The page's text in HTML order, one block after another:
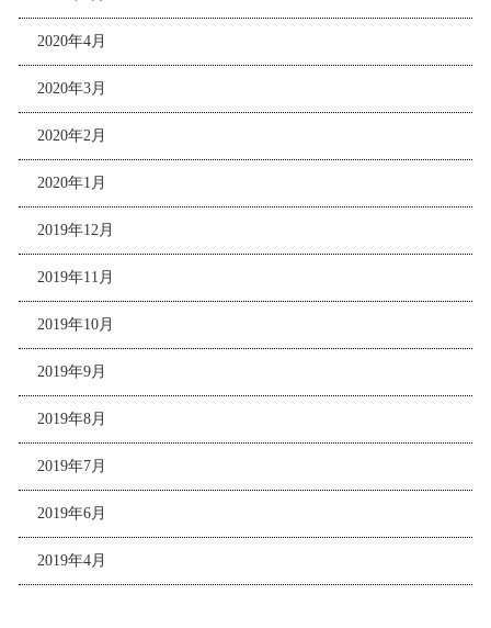
2020年4月
2020年3月
2020年2月
2020年1月
2019年12月
2019年11月
2019年10月
2019年9月
2019年8月
2019年7月
2019年6月
2019年4月